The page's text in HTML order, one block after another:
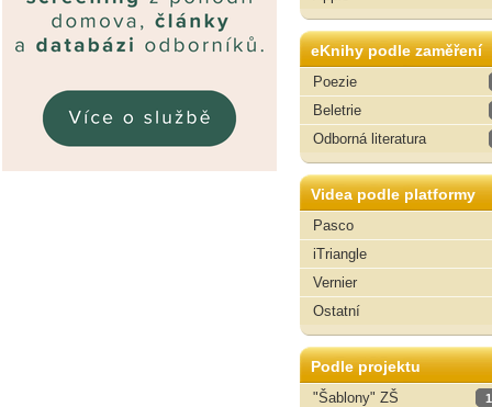
eKnihy podle zaměření
Poezie
Beletrie
Odborná literatura
Videa podle platformy
Pasco
iTriangle
Vernier
Ostatní
Podle projektu
"Šablony" ZŠ